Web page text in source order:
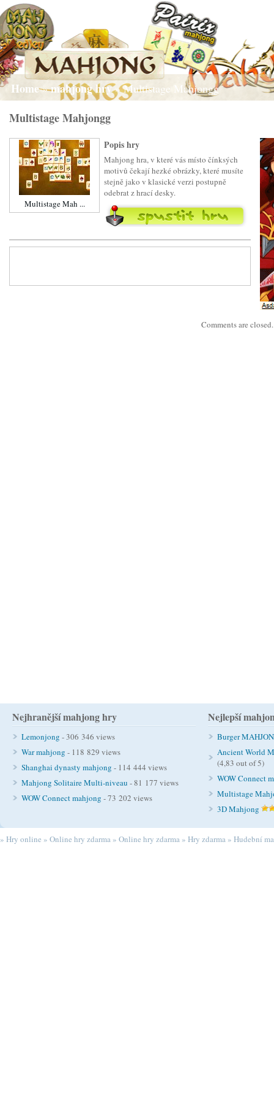
Home»mahjong hry» Multistage Mahjongg
Multistage Mahjongg
Multistage Mah ...
Popis hry
Mahjong hra, v které vás místo čínksých
motivů čekají hezké obrázky, které musíte
stejně jako v klasické verzi postupně
odebrat z hrací desky.
Comments are closed.
Nejhranější mahjong hry
Lemonjong - 306 346 views
War mahjong - 118 829 views
Shanghai dynasty mahjong - 114 444 views
Mahjong Solitaire Multi-niveau - 81 177 views
WOW Connect mahjong - 73 202 views
Nejlepší
Burger
Ancient World
(4,83 out of 5)
WOW Connect
Multistage
3D Mahjong
» Hry online » Online hry zdarma » Online hry zdarma » Hry zdarma » Hudební